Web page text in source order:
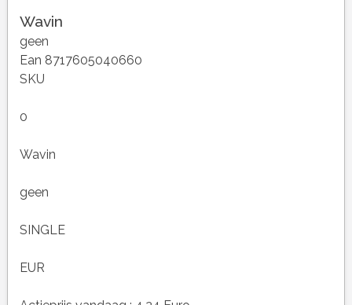
Wavin
geen
Ean 8717605040660
SKU
0
Wavin
geen
SINGLE
EUR